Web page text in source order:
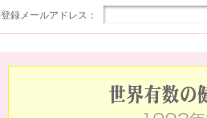
登録メールアドレス：